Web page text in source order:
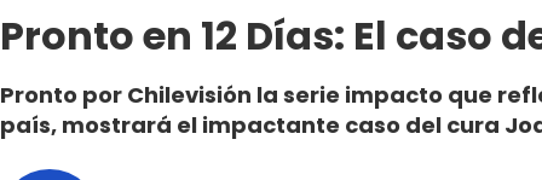
Pronto en 12 Días: El caso
Pronto por Chilevisión la serie impacto que
país, mostrará el impactante caso del cura